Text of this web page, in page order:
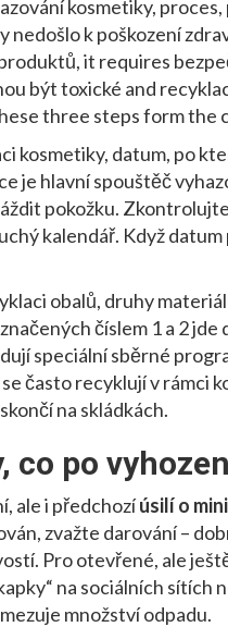
kosmetiky, proces,
nedošlo k poškození
, it requires
být toxické and
three steps form the
kosmetiky, datum, po
je hlavní spouštěč
pokožku.
kalendář. Když
obalů, druhy
číslem 1 a 2
speciální sběrné
často recyklují v rámci
na skládkách.
co po
ale i předchozíúsilí o
zvažte darování –
Pro otevřené, ale
na sociálních sítích
množství odpadu.